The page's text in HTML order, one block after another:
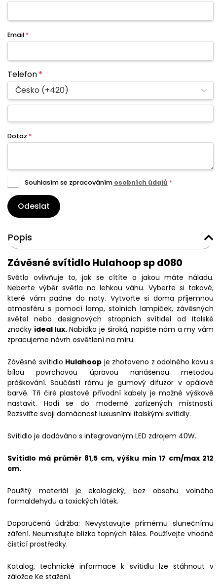
Email *
Telefon*
Česko (+420)
Dotaz *
Souhlasím se zpracováním osobních údajů *
Odeslat
Popis
Závěsné svítidlo Hulahoop sp d080
Světlo ovlivňuje to, jak se cítíte a jakou máte náladu.
Neberte výběr světla na lehkou váhu. Vyberte si takové,
které vám padne do noty. Vytvořte si doma příjemnou
atmosféru s pomocí lamp, stolních lampiček, závěsných
světel nebo designových stropních svítidel od Italské
značky ideal lux.Nabídka je široká, napište nám a my vám
zpracujeme návrh osvětlení na míru.
Závěsné svítidlo Hulahoop je zhotoveno z odolného kovu s
bílou povrchovou úpravou nanášenou metodou
práškování. Součástí rámu je gumový difuzor v opálové
barvě. Tři čiré plastové přívodní kabely je možné výškově
nastavit. Hodí se do moderně zařízených místností.
Rozsviťte svoji domácnost luxusními italskými svítidly.
Svítidlo je dodáváno s integrovaným LED zdrojem 40W.
Svítidlo má průměr 81,5 cm, výšku min 17 cm/max 212
cm.
Použitý materiál je ekologický, bez obsahu volného
formaldehydu a toxických látek.
Doporučená údržba: Nevystavujte přímému slunečnímu
záření. Neumisťujte blízko topných těles. Používejte vhodné
čisticí prostředky.
Katalog, technické informace k svítidlu lze stáhnout v
záložce Ke stažení.